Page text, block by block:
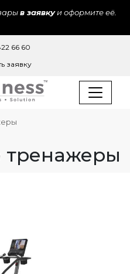
в заявкуи оформите её.
66 60
заявку
тренажеры